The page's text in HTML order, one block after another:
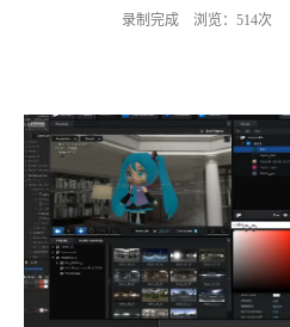
以加群(课程所用素材和插件，均在
466106974 群里干货满满 可以加我们导
录制完成 浏览：514次